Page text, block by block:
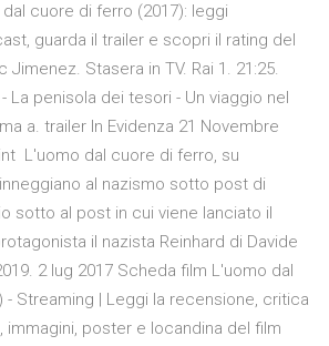
cuore di ferro (2017): leggi
guarda il trailer e scopri il rating del
Stasera in TV. Rai 1. 21:25.
La penisola dei tesori - Un viaggio nel
a. trailer In Evidenza 21 Novembre
L'uomo dal cuore di ferro, su
al nazismo sotto post di
sotto al post in cui viene lanciato il
il nazista Reinhard di Davide
2 lug 2017 Scheda film L'uomo dal
- Streaming | Leggi la recensione, critica
immagini, poster e locandina del film